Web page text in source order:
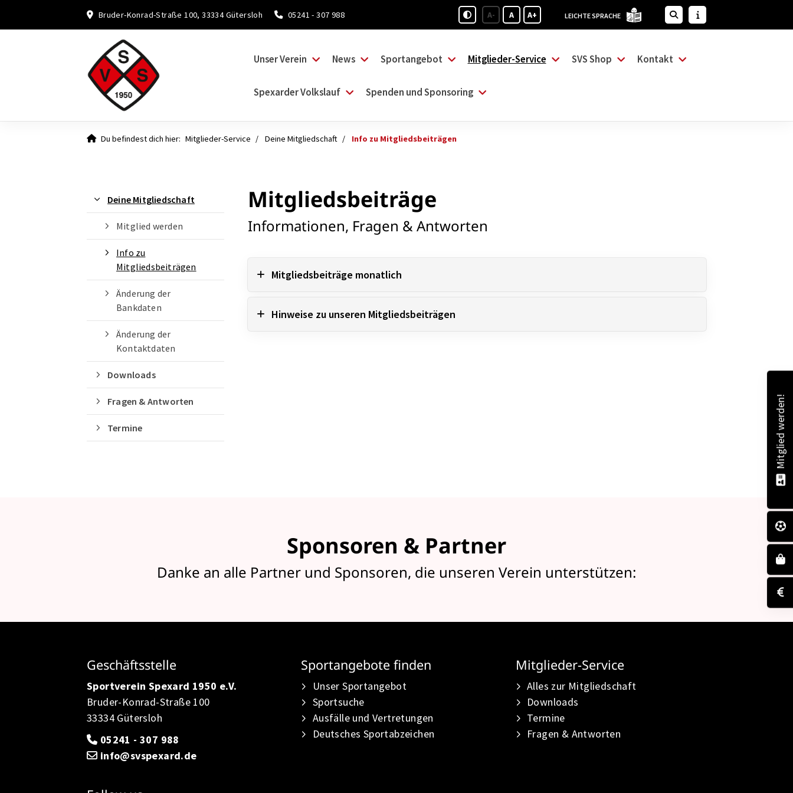
Bruder-Konrad-Straße 100, 33334 Gütersloh 05241 - 307 988 A- A A+ LEICHTE SPRACHE
Unser Verein News Sportangebot Mitglieder-Service SVS Shop Kontakt
Spexarder Volkslauf Spenden und Sponsoring
Du befindest dich hier: Mitglieder-Service Deine Mitgliedschaft Info zu Mitgliedsbeiträgen
Mitgliedsbeiträge
Informationen, Fragen & Antworten
Mitgliedsbeiträge monatlich
Hinweise zu unseren Mitgliedsbeiträgen
Deine Mitgliedschaft
Mitglied werden
Info zu
Mitgliedsbeiträgen
Änderung der
Bankdaten
Änderung der
Kontaktdaten
Downloads
Fragen & Antworten
Termine
Sponsoren & Partner
Danke an alle Partner und Sponsoren, die unseren Verein unterstützen:
Geschäftsstelle
Sportverein Spexard 1950 e.V.
Bruder-Konrad-Straße 100
33334 Gütersloh
05241 - 307 988
info@svspexard.de
Sportangebote finden
Unser Sportangebot
Sportsuche
Ausfälle und Vertretungen
Deutsches Sportabzeichen
Mitglieder-Service
Alles zur Mitgliedschaft
Downloads
Termine
Fragen & Antworten
Mitglied werden!
Quicklinks
Sportangebote finden
Sportsuche
Ausfälle und Vertretungen
Deutsches Sportabzeichen
Alles zur Mitgliedschaft